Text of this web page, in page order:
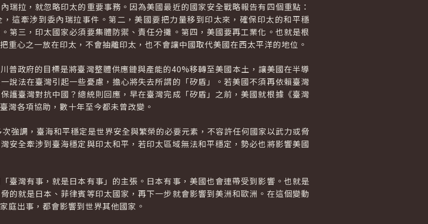
瑞拉，就忽略印太的重要事務。因為美國最近的國家安全戰略報告有四個重點：
這牽涉到委內瑞拉事件。第二，美國要把力量移到印太來，確保印太的和平穩
第三，印太國家必須要集體防禦、責任分攤。第四，美國要再工業化。也就是根
重心之一放在印太，不會抽離印太，也不會讓中國取代美國在西太平洋的地位。
普政府的目標是將臺灣整體供應鏈與產能的40%移轉至美國本土，讓美國在半導
說法在臺灣引起一些憂慮，擔心將失去所謂的「矽盾」。若美國不須再依賴臺灣
護臺灣對抗中國？總統則回應，早在臺灣完成「矽盾」之前，美國就根據《臺灣
灣各項協助，數十年至今都未曾改變。
強調，臺海和平穩定是世界安全與繁榮的必要元素，不容許任何國家以武力或脅
安全牽涉到臺海穩定與印太和平，若印太區域無法和平穩定，勢必也將影響美國
臺灣有事，就是日本有事」的主張。日本有事，美國也會連帶受到影響。也就是
的就是日本、菲律賓等印太國家，再下一步就會影響到美洲和歐洲。在這個變動
庭出事，都會影響到世界其他國家。